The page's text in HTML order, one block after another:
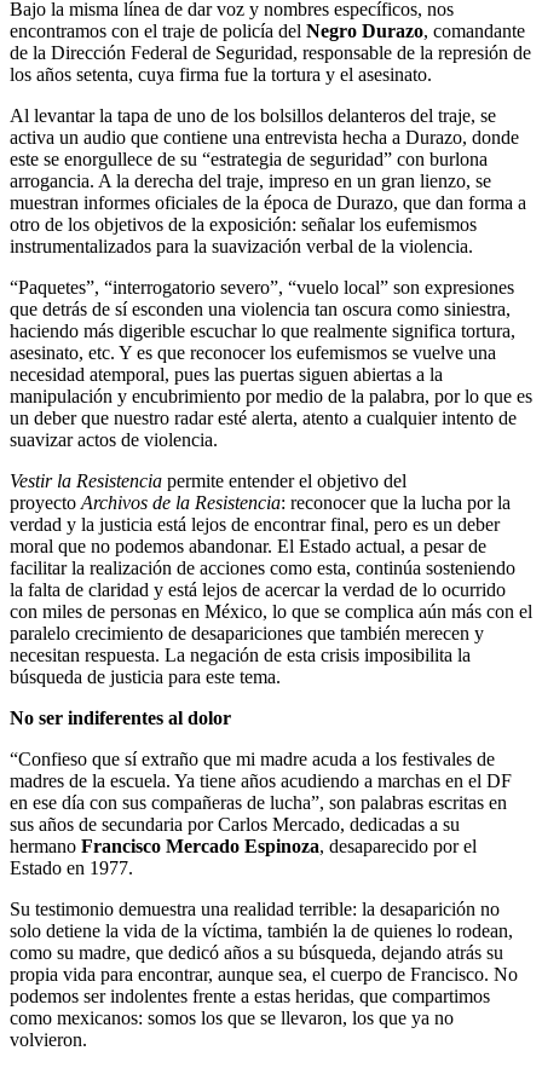
Bajo la misma línea de dar voz y nombres específicos, nos
encontramos con el traje de policía del Negro Durazo, comandante
de la Dirección Federal de Seguridad, responsable de la represión de
los años setenta, cuya firma fue la tortura y el asesinato.
Al levantar la tapa de uno de los bolsillos delanteros del traje, se
activa un audio que contiene una entrevista hecha a Durazo, donde
este se enorgullece de su “estrategia de seguridad” con burlona
arrogancia. A la derecha del traje, impreso en un gran lienzo, se
muestran informes oficiales de la época de Durazo, que dan forma a
otro de los objetivos de la exposición: señalar los eufemismos
instrumentalizados para la suavización verbal de la violencia.
“Paquetes”, “interrogatorio severo”, “vuelo local” son expresiones
que detrás de sí esconden una violencia tan oscura como siniestra,
haciendo más digerible escuchar lo que realmente significa tortura,
asesinato, etc. Y es que reconocer los eufemismos se vuelve una
necesidad atemporal, pues las puertas siguen abiertas a la
manipulación y encubrimiento por medio de la palabra, por lo que es
un deber que nuestro radar esté alerta, atento a cualquier intento de
suavizar actos de violencia.
Vestir la Resistencia permite entender el objetivo del
proyecto Archivos de la Resistencia: reconocer que la lucha por la
verdad y la justicia está lejos de encontrar final, pero es un deber
moral que no podemos abandonar. El Estado actual, a pesar de
facilitar la realización de acciones como esta, continúa sosteniendo
la falta de claridad y está lejos de acercar la verdad de lo ocurrido
con miles de personas en México, lo que se complica aún más con el
paralelo crecimiento de desapariciones que también merecen y
necesitan respuesta. La negación de esta crisis imposibilita la
búsqueda de justicia para este tema.
No ser indiferentes al dolor
“Confieso que sí extraño que mi madre acuda a los festivales de
madres de la escuela. Ya tiene años acudiendo a marchas en el DF
en ese día con sus compañeras de lucha”, son palabras escritas en
sus años de secundaria por Carlos Mercado, dedicadas a su
hermano Francisco Mercado Espinoza, desaparecido por el
Estado en 1977.
Su testimonio demuestra una realidad terrible: la desaparición no
solo detiene la vida de la víctima, también la de quienes lo rodean,
como su madre, que dedicó años a su búsqueda, dejando atrás su
propia vida para encontrar, aunque sea, el cuerpo de Francisco. No
podemos ser indolentes frente a estas heridas, que compartimos
como mexicanos: somos los que se llevaron, los que ya no
volvieron.